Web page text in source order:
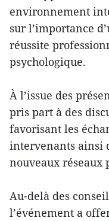
environnement
sur l’importance
réussite
psychologique.
À l’issue des
pris part à des
favorisant les
intervenants ainsi
nouveaux réseaux
Au-delà des
l’événement a